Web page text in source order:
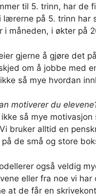
til 5. trinn, har de
lærerne på 5. trinn har
i måneden, i økter på
gjerne å gjøre det
om å jobbe med
så mye hvordan
motiverer du
så mye
bruker alltid en
på de små og store
også veldig
eller fra noe vi
at de får en